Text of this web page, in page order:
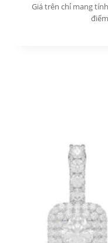
Giá trên chỉ mang